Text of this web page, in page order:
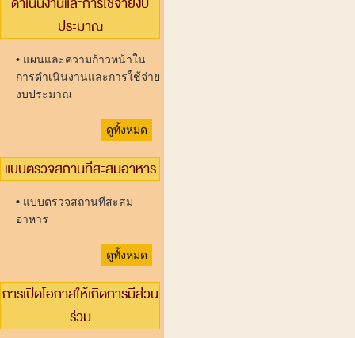
ประมาณ
• แผนและความก้าวหน้าใน
การดำเนินงานและการใช้จ่าย
งบประมาณ
ดูทั้งหมด
แบบตรวจสถานทีสะสมอาหาร
• แบบตรวจสถานทีสะสม
อาหาร
ดูทั้งหมด
การเปิดโอกาสให้เกิดการมีส่วน
ร่วม